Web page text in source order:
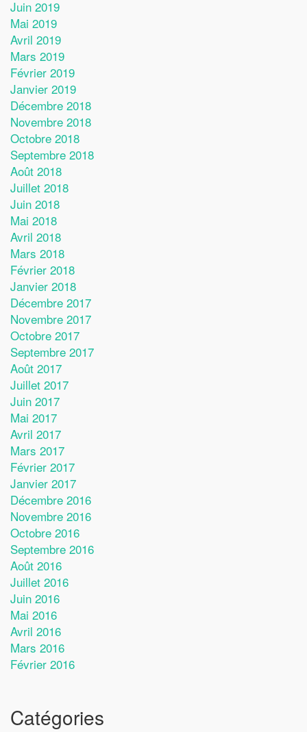
Juin 2019
Mai 2019
Avril 2019
Mars 2019
Février 2019
Janvier 2019
Décembre 2018
Novembre 2018
Octobre 2018
Septembre 2018
Août 2018
Juillet 2018
Juin 2018
Mai 2018
Avril 2018
Mars 2018
Février 2018
Janvier 2018
Décembre 2017
Novembre 2017
Octobre 2017
Septembre 2017
Août 2017
Juillet 2017
Juin 2017
Mai 2017
Avril 2017
Mars 2017
Février 2017
Janvier 2017
Décembre 2016
Novembre 2016
Octobre 2016
Septembre 2016
Août 2016
Juillet 2016
Juin 2016
Mai 2016
Avril 2016
Mars 2016
Février 2016
Catégories